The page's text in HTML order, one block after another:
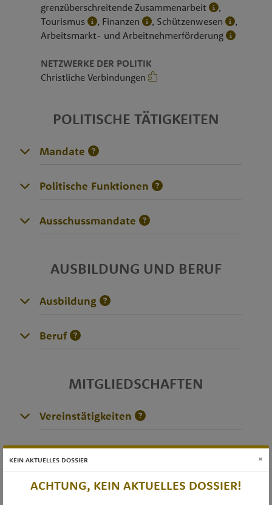
grenzüberschreitende Zusammenarbeit
,
Tourismus
, Finanzen , Schützenwesen
,
Arbeitsmarkt- und Arbeitnehmerförderung
NETZWERKE DER POLITIK
Christliche Verbindungen
POLITISCHE TÄTIGKEITEN
Mandate
Politische Funktionen
Ausschussmandate
AUSBILDUNG UND BERUF
Ausbildung
Beruf
MITGLIEDSCHAFTEN
Vereinstätigkeiten
KEIN AKTUELLES DOSSIER ×
ACHTUNG, KEIN AKTUELLES DOSSIER!